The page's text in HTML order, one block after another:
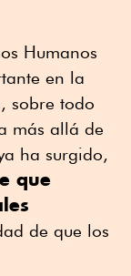
Humanos
en la
sobre todo
más allá de
ha surgido,
que
de que los